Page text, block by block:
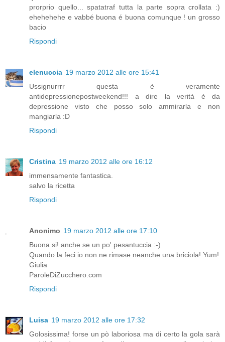
prorprio quello... spatatraf tutta la parte sopra crollata :)
ehehehehe e vabbé buona é buona comunque ! un grosso
bacio
Rispondi
elenuccia 19 marzo 2012 alle ore 15:41
Ussignurrrr questa è veramente
antidepressionepostweekend!!! a dire la verità è da
depressione visto che posso solo ammirarla e non
mangiarla :D
Rispondi
Cristina 19 marzo 2012 alle ore 16:12
immensamente fantastica.
salvo la ricetta
Rispondi
Anonimo 19 marzo 2012 alle ore 17:10
Buona si! anche se un po' pesantuccia :-)
Quando la feci io non ne rimase neanche una briciola! Yum!
Giulia
ParoleDiZucchero.com
Rispondi
Luisa 19 marzo 2012 alle ore 17:32
Golosissima! forse un pò laboriosa ma di certo la gola sarà